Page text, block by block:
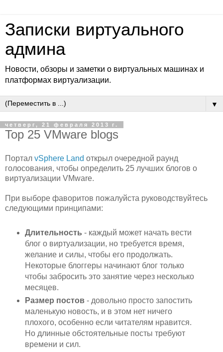
Записки виртуального
админа
Новости, обзоры и заметки о виртуальных машинах и
платформах виртуализации.
▼
четверг, 21 февраля 2013 г.
Top 25 VMware blogs
Портал vSphere Land открыл очередной раунд
голосования, чтобы определить 25 лучших блогов о
виртуализации VMware.
При выборе фаворитов пожалуйста руководствуйтесь
следующими принципами:
Длительность - каждый может начать вести
блог о виртуализации, но требуется время,
желание и силы, чтобы его продолжать.
Некоторые блоггеры начинают блог только
чтобы забросить это занятие через несколько
месяцев.
Размер постов- довольно просто запостить
маленькую новость, и в этом нет ничего
плохого, особенно если читателям нравится.
Но длинные обстоятельные посты требуют
времени и сил.